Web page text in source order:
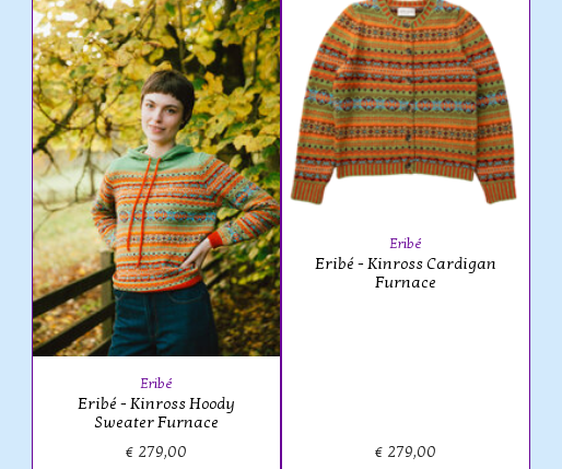
Eribé
Eribé - Kinross Hoody
Sweater Furnace
€ 279,00
Eribé
Eribé - Kinross Cardigan
Furnace
€ 279,00